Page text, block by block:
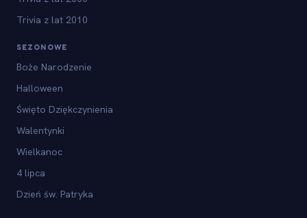
Trivia z lat 2010
SEZONOWE
Boże Narodzenie
Halloween
Święto Dziękczynienia
Walentynki
Wielkanoc
4 lipca
Dzień św. Patryka